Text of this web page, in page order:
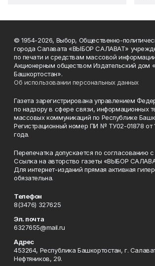
© 1954-2026, Выбор, Общественно-
города Салавата «ВЫБОР САЛАВАТ»
по печати и средствам массовой
Акционерным обществом Издательский дом
Башкортостан».
Об использовании персональных данных
Газета зарегистрирована управлением
по надзору в сфере связи, информационных
массовых коммуникаций по Республике
Регистрационный номер ПИ № ТУ02-01878 от
года.
Перепечатка допускается по согласованию
Ссылка на авторство газеты «ВЫБОР
Для интернет-изданий прямая активная
обязательна.
Телефон
8(3476) 327625
Эл. почта
6327655@mail.ru
Адрес
453264, Республика Башкортостан, г.
Нефтяников, 29.